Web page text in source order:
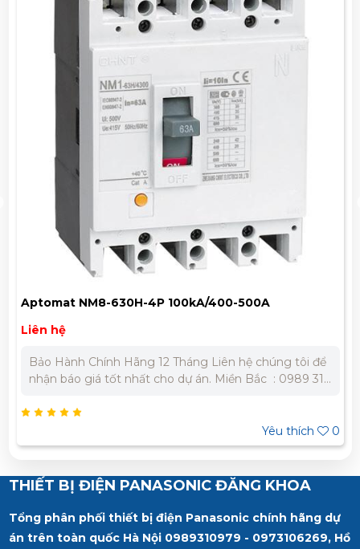
Aptomat NM8-630H-4P 100kA/400-500A
Liên hệ
Bảo Hành Chính Hãng 12 Tháng Liên hệ chúng tôi để
nhận báo giá tốt nhất cho dự án. Miền Bắc : 0989 310
332 980
Yêu thích
0
THIẾT BỊ ĐIỆN PANASONIC ĐĂNG KHOA
Tổng phân phối thiết bị điện Panasonic chính hãng dự
án trên toàn quốc Hà Nội 0989310979 - 0973106269, Hồ